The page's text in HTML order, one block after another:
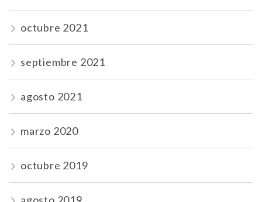
octubre 2021
septiembre 2021
agosto 2021
marzo 2020
octubre 2019